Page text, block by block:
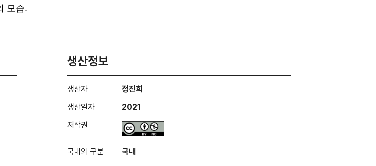
모습.
생산정보
생산자
정진희
생산일자
2021
저작권
국내외 구분 국내